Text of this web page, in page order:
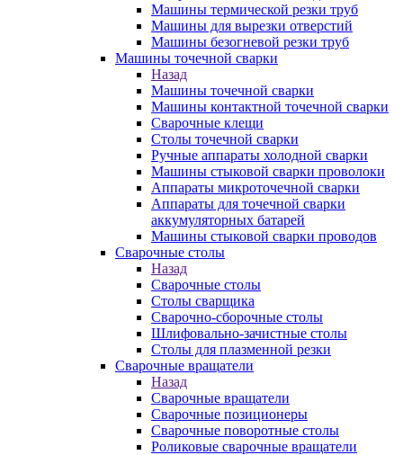
Машины термической резки труб
Машины для вырезки отверстий
Машины безогневой резки труб
Машины точечной сварки
Назад
Машины точечной сварки
Машины контактной точечной сварки
Сварочные клещи
Столы точечной сварки
Ручные аппараты холодной сварки
Машины стыковой сварки проволоки
Аппараты микроточечной сварки
Аппараты для точечной сварки
аккумуляторных батарей
Машины стыковой сварки проводов
Сварочные столы
Назад
Сварочные столы
Столы сварщика
Сварочно-сборочные столы
Шлифовально-зачистные столы
Столы для плазменной резки
Сварочные вращатели
Назад
Сварочные вращатели
Сварочные позиционеры
Сварочные поворотные столы
Роликовые сварочные вращатели